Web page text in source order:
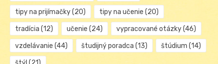
tipy na prijímačky(20) tipy na učenie (20)
tradícia (12) učenie (24) vypracované otázky(46)
vzdelávanie (44) študijný poradca (13) štúdium (14)